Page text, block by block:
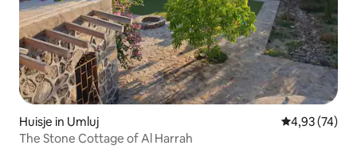
Huisje in Umluj Gemiddelde
4,93 (74)
The Stone Cottage of Al Harrah